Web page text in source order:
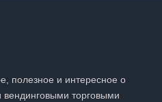
полезное и интересное о
вендинговыми торговыми